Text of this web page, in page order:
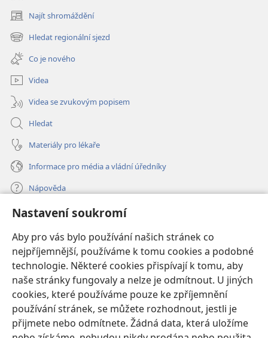
Nastavení soukromí
Aby pro vás bylo používání našich stránek co
nejpříjemnější, používáme k tomu cookies a podobné
technologie. Některé cookies přispívají k tomu, aby
naše stránky fungovaly a nelze je odmítnout. U jiných
cookies, které používáme pouze ke zpříjemnění
používání stránek, se můžete rozhodnout, jestli je
přijmete nebo odmítnete. Žádná data, která uložíme
Najít shromáždění
(otevřeno
nové
okno)
Hledat regionální sjezd
(otevřeno
nové
okno)
Co je nového
Videa
Videa se zvukovým popisem
Hledat
Materiály pro lékaře
Informace pro média a vládní úředníky
Nápověda
Dary
nové
okno) ONLINE KNIHOVNA Strážné věže
(otevřeno
nové
okno)JW Hub®
(otevřeno
nové
okno)JW Library
Watchtower Library